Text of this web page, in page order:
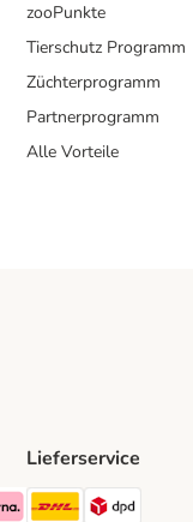
zooPunkte
Tierschutz Programm
Züchterprogramm
Partnerprogramm
Alle Vorteile
Lieferservice
DHL Shipping